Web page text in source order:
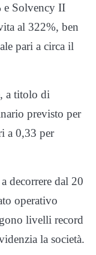
e Solvency II
al 322%, ben
pari a circa il
a titolo di
previsto per
a 0,33 per
decorrere dal 20
operativo
livelli record
la società.